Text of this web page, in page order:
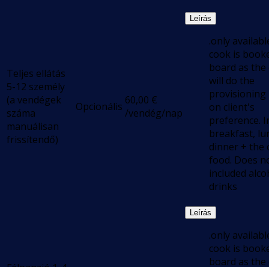
Teljes ellátás
5-12 személy
(a vendégek
száma
manuálisan
frissítendő)
Opcionális 60,00 €
/vendég/nap
Leírás
.only
cook is
board as the
will do the
provisioning
on client's
preference.
breakfast,
dinner + the
food. Does
included
drinks
Leírás
.only
cook is
board as the